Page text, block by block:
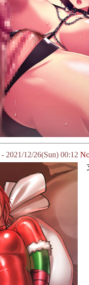
- 2021/12/26(Sun) 00:12